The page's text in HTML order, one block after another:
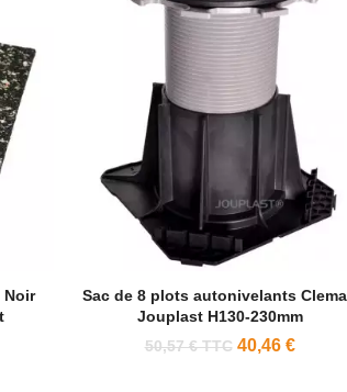
Noir
Sac de 8 plots autonivelants
Jouplast H130-230mm
50,57 € TTC 40,46 €